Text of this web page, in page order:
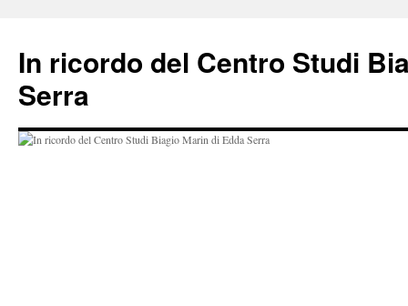
In ricordo del Centro Studi
Serra